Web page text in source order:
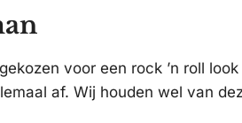
voor een rock ’n roll
af. Wij houden wel van